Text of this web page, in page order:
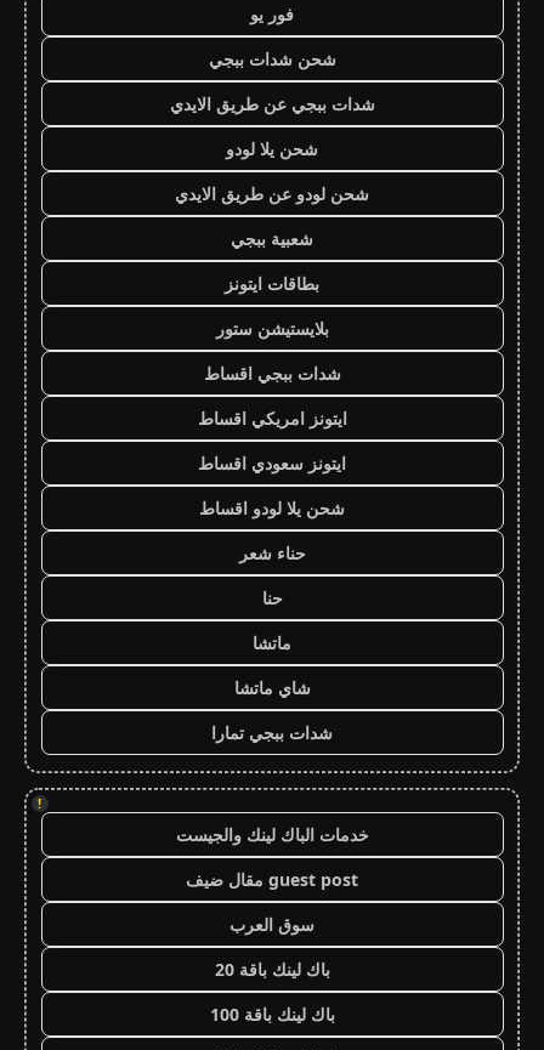
فور يو
شحن شدات ببجي
شدات ببجي عن طريق الايدي
شحن يلا لودو
شحن لودو عن طريق الايدي
شعبية ببجي
بطاقات ايتونز
بلايستيشن ستور
شدات ببجي اقساط
ايتونز امريكي اقساط
ايتونز سعودي اقساط
شحن يلا لودو اقساط
حناء شعر
حنا
ماتشا
شاي ماتشا
شدات ببجي تمارا
!
خدمات الباك لينك والجيست
guest post مقال ضيف
سوق العرب
باك لينك باقة 20
باك لينك باقة 100